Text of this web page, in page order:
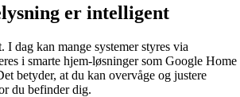
er intelligent
dag kan mange systemer styres via
i smarte hjem-løsninger som Google Home
betyder, at du kan overvåge og justere
du befinder dig.